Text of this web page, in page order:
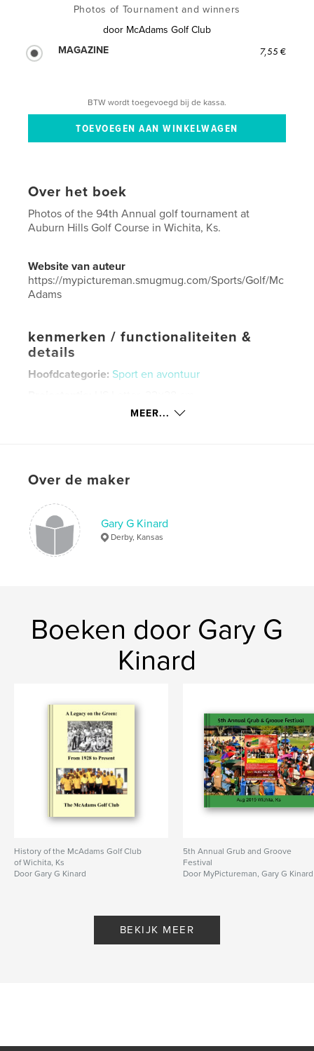
Photos of Tournament and winners
door McAdams Golf Club
MAGAZINE
7,55 €
BTW wordt toegevoegd bij de kassa.
Over het boek
Photos of the 94th Annual golf tournament at
Auburn Hills Golf Course in Wichita, Ks.
Website van auteur
https://mypictureman.smugmug.com/Sports/Golf/Mc
Adams
kenmerken / functionaliteiten &
details
Hoofdcategorie: Sport en avontuur
Trefwoorden
MEER...
Over de maker
Gary G Kinard
Derby, Kansas
Boeken door Gary G
Kinard
History of the McAdams Golf Club
of Wichita, Ks
Door Gary G Kinard
5th Annual Grub and Groove
Festival
Door MyPictureman, Gary G Kinard
BEKIJK MEER